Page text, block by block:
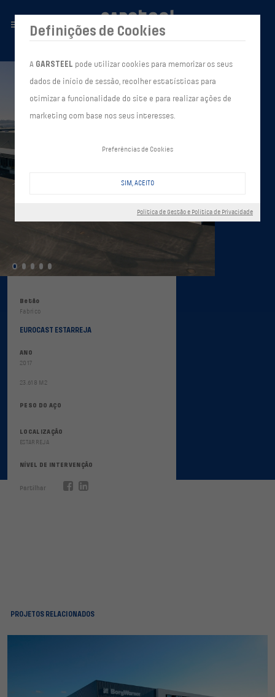
Betão
Fabrico
EUROCAST ESTARREJA
ANO
2017
23.618 M2
PESO DO AÇO
LOCALIZAÇÃO
ESTARREJA
NÍVEL DE INTERVENÇÃO
Partilhar
PROJETOS RELACIONADOS
Definições de Cookies
A GARSTEEL pode utilizar cookies para memorizar os seus
dados de início de sessão, recolher estatísticas para
otimizar a funcionalidade do site e para realizar ações de
marketing com base nos seus interesses.
Preferências de Cookies
SIM, ACEITO
Política de Gestão e Política de Privacidade